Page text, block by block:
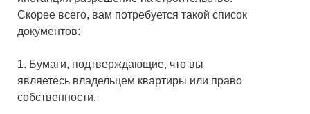
Скорее всего, вам потребуется такой список
документов:
1. Бумаги, подтверждающие, что вы
являетесь владельцем квартиры или право
собственности.